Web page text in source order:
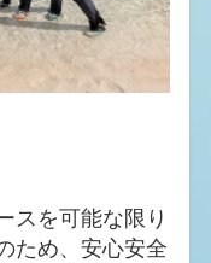
スを可能な限り
ため、安心安全